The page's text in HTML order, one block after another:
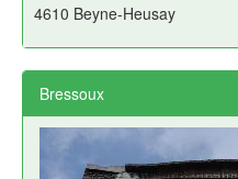
4610 Beyne-Heusay
Bressoux